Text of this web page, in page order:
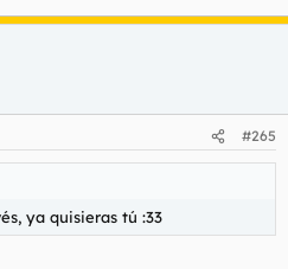
#265
ya quisieras tú :33